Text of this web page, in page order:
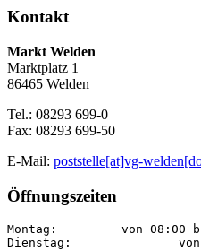
Kontakt
Markt Welden
Marktplatz 1
86465 Welden
Tel.: 08293 699-0
Fax: 08293 699-50
E-Mail: poststelle[at]vg-
Öffnungszeiten
Montag:		von 08:00 bis 12:00 Uhr
Dienstag:		von 08:00 bis 12:00 Uhr